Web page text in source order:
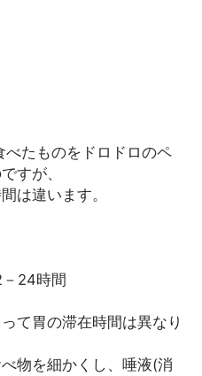
たものをドロドロのペ
すが、
は違います。
－24時間
て胃の滞在時間は異なり
物を細かくし、唾液(消